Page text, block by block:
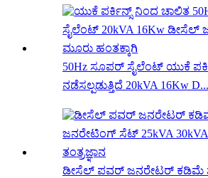
50Hz ಸೂಪರ್ ಸೈಲೆಂಟ್ ಯುಕೆ
ನಡೆಸಲ್ಪಡುತ್ತಿದೆ 20kVA 16Kw D...
ಡೀಸೆಲ್ ಪವರ್ ಜನರೇಟರ್ ಕಡಿಮೆ